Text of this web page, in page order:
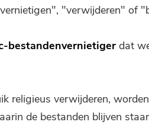
"verwijderen" of
bestandenvernietiger dat
religieus verwijderen,
de bestanden blijven